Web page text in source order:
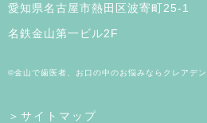
愛知県名古屋市熱田区波寄町25-1
名鉄金山第一ビル2F
©金山で歯医者、お口の中のお悩みならクレアデ
＞サイトマップ